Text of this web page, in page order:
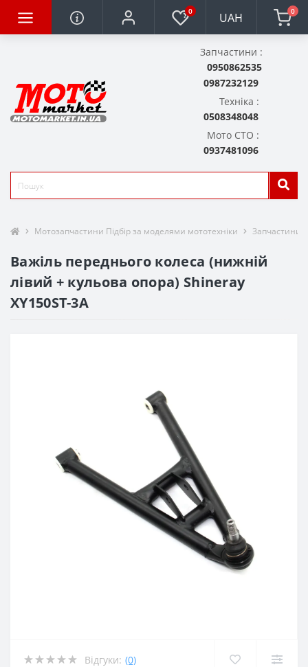
0 UAH 0
Запчастини :
0950862535
0987232129
Техніка :
0508348048
Мото СТО :
0937481096
Мотозапчастини Підбір за моделями мототехніки Запчастини
Важіль переднього колеса (нижній
лівий + кульова опора) Shineray
XY150ST-3A
Відгуки: (0)